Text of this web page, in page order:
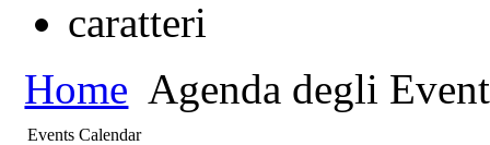
Home Agenda degli
Events Calendar